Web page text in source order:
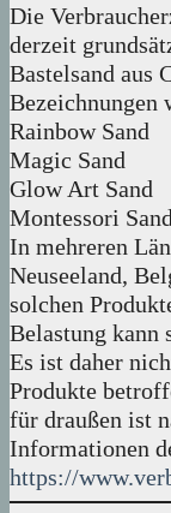
Die
derzeit
Bastelsand aus
Bezeichnungen
Rainbow Sand
Magic Sand
Glow Art Sand
Montessori
In mehreren
Neuseeland,
solchen
Belastung kann
Es ist daher
Produkte
für draußen ist
Informationen
https://